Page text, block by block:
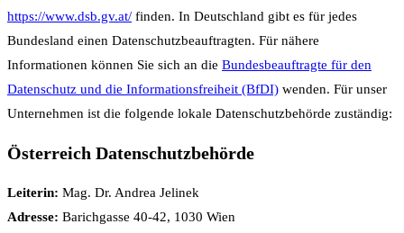
https://www.dsb.gv.at/ finden. In Deutschland gibt es für jedes
Bundesland einen Datenschutzbeauftragten. Für nähere
Informationen können Sie sich an die Bundesbeauftragte für den
Datenschutz und die Informationsfreiheit (BfDI) wenden. Für unser
Unternehmen ist die folgende lokale Datenschutzbehörde zuständig:
Österreich Datenschutzbehörde
Leiterin: Mag. Dr. Andrea Jelinek
Adresse: Barichgasse 40-42, 1030 Wien